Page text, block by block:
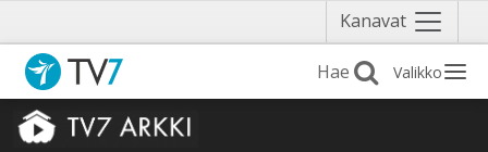
Kanavat Näytä
valikko
Valikko